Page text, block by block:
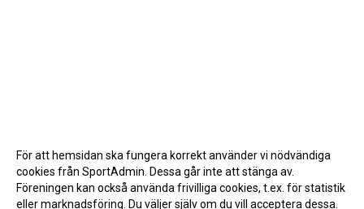
För att hemsidan ska fungera korrekt använder vi nödvändiga
cookies från SportAdmin. Dessa går inte att stänga av.
Föreningen kan också använda frivilliga cookies, t.ex. för statistik
eller marknadsföring. Du väljer själv om du vill acceptera dessa.